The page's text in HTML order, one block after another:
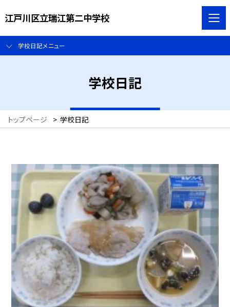
江戸川区立瑞江第二中学校
学校日記メニュー
学校日記
トップページ > 学校日記